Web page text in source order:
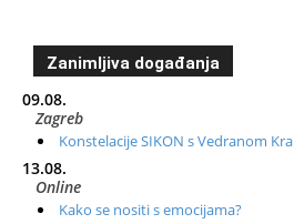
Zanimljiva događanja
09.08.
Zagreb
Konstelacije SIKON s Vedranom
13.08.
Online
Kako se nositi s emocijama?